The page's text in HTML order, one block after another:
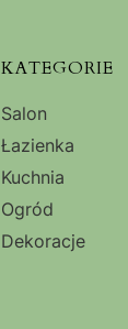
KATEGORIE
Salon
Łazienka
Kuchnia
Ogród
Dekoracje